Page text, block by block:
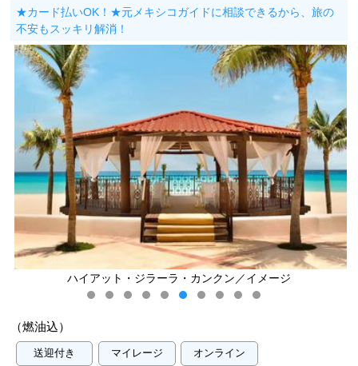
★カード払いOK！★元メキシコガイドに相談できるから、旅の
不安もスッキリ解消！
ハイアット・ジラーラ・カンクン／イメージ
（燃油込）
送迎付き マイレージ
オンライン